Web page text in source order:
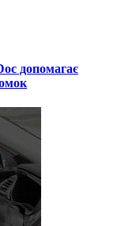
допомагає